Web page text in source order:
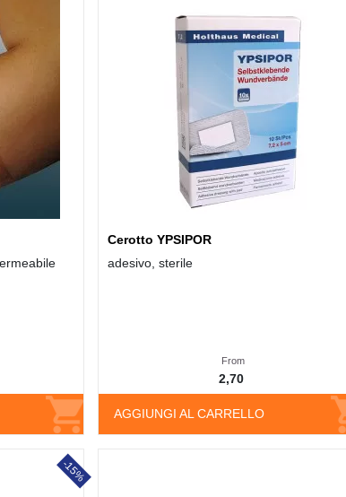
Cerotto YPSIPOR
adesivo, sterile
AGGIUNGI AL CARRELLO
From
2,70
-15%